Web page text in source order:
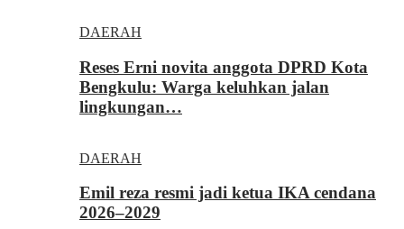
DAERAH
Reses Erni novita anggota DPRD Kota
Bengkulu: Warga keluhkan jalan
lingkungan…
DAERAH
Emil reza resmi jadi ketua IKA cendana
2026–2029